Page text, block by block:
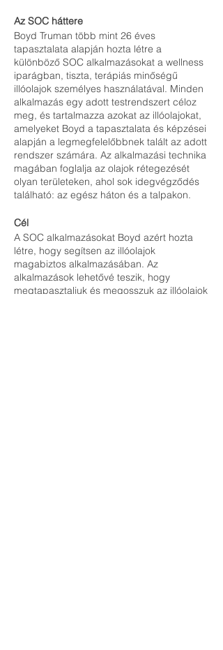
Az SOC háttere
Boyd Truman több mint 26 éves
tapasztalata alapján hozta létre a
különböző SOC alkalmazásokat a wellness
iparágban, tiszta, terápiás minőségű
illóolajok személyes használatával. Minden
alkalmazás egy adott testrendszert céloz
meg, és tartalmazza azokat az illóolajokat,
amelyeket Boyd a tapasztalata és képzései
alapján a legmegfelelőbbnek talált az adott
rendszer számára. Az alkalmazási technika
magában foglalja az olajok rétegezését
olyan területeken, ahol sok idegvégződés
található: az egész háton és a talpakon.
Cél
A SOC alkalmazásokat Boyd azért hozta
létre, hogy segítsen az illóolajok
magabiztos alkalmazásában. Az
alkalmazások lehetővé teszik, hogy
megtapasztaljuk és megosszuk az illóolajok